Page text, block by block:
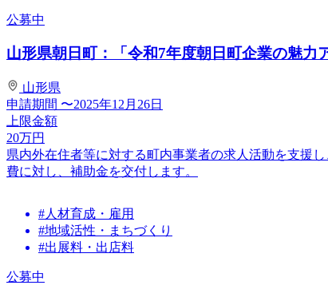
公募中
山形県朝日町：「令和7年度朝日町企業の魅力
山形県
申請期間 〜2025年12月26日
上限金額
20万円
県内外在住者等に対する町内事業者の求人活動を支援
費に対し、補助金を交付します。
#人材育成・雇用
#地域活性・まちづくり
#出展料・出店料
公募中